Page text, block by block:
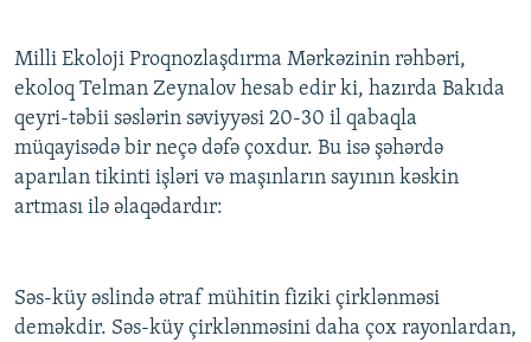
Milli Ekoloji Proqnozlaşdırma Mərkəzinin rəhbəri,
ekoloq Telman Zeynalov hesab edir ki, hazırda Bakıda
qeyri-təbii səslərin səviyyəsi 20-30 il qabaqla
müqayisədə bir neçə dəfə çoxdur. Bu isə şəhərdə
aparılan tikinti işləri və maşınların sayının kəskin
artması ilə əlaqədardır:
Səs-küy əslində ətraf mühitin fiziki çirklənməsi
deməkdir. Səs-küy çirklənməsini daha çox rayonlardan,